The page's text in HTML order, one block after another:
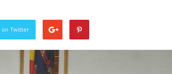
on Twitter